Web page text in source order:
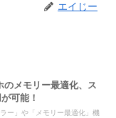
エイじー
メモリー最適化、ス
可能！
ー」や「メモリー最適化」機